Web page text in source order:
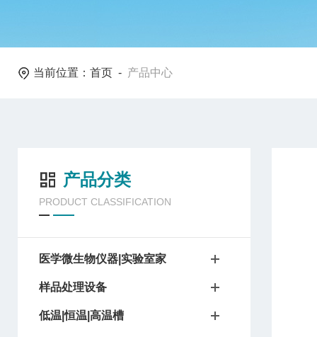
当前位置： 首页 - 产品中心
产品分类
PRODUCT CLASSIFICATION
医学微生物仪器|实验室家
样品处理设备
低温|恒温|高温槽